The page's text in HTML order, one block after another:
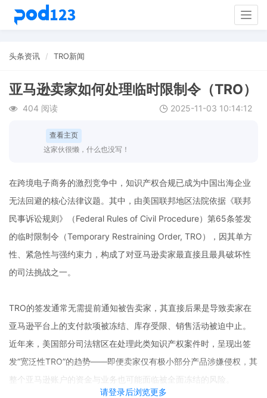
头条资讯 TRO新闻
亚马逊卖家如何处理临时限制令（TRO）
404 阅读 2025-11-03 10:14:12
查看主页
这家伙很懒，什么也没写！
请登录后浏览更多
在跨境电子商务的激烈竞争中，知识产权合规已成为中国出海企业
无法回避的核心法律议题。其中，由美国联邦地区法院依据《联邦
民事诉讼规则》（Federal Rules of Civil Procedure）第65条签发
的临时限制令（Temporary Restraining Order, TRO），因其单方
性、紧急性与强约束力，构成了对亚马逊卖家最直接且最具破坏性
的司法挑战之一。
TRO的签发通常无需提前通知被告卖家，其直接后果是导致卖家在
亚马逊平台上的支付款项被冻结、库存受限、销售活动被迫中止。
近年来，美国部分司法辖区在处理此类知识产权案件时，呈现出签
发“宽泛性TRO”的趋势——即便卖家仅有极小部分产品涉嫌侵权，其
整个亚马逊账户的资金与业务也可能面临被全面冻结的风险。